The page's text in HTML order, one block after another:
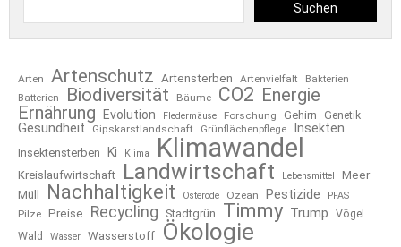
Suchen
Arten Artenschutz Artensterben Artenvielfalt
Bakterien
Batterien
Biodiversität Bäume CO2 Energie
Ernährung
Evolution Fledermäuse Forschung Gehirn Genetik
Gesundheit Gipskarstlandschaft Grünflächenpflege Insekten
Insektensterben Ki Klima Klimawandel
Kreislaufwirtschaft Landwirtschaft Lebensmittel
Meer
Müll
Nachhaltigkeit Osterode Ozean Pestizide PFAS
Pilze Preise Recycling Stadtgrün Timmy Trump
Vögel
Wald
Wasser Wasserstoff Ökologie